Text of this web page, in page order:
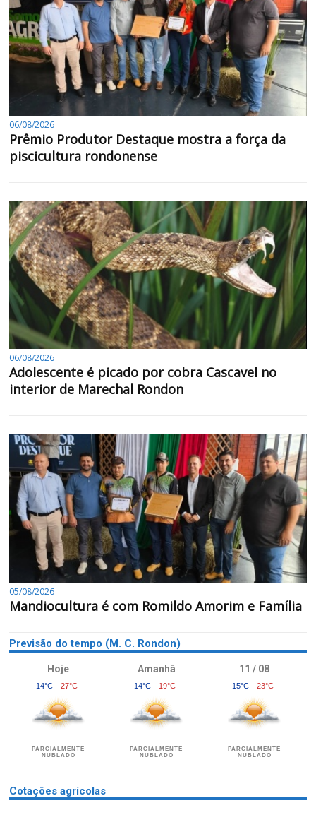
06/08/2026
Prêmio Produtor Destaque mostra a força da
piscicultura rondonense
06/08/2026
Adolescente é picado por cobra Cascavel no
interior de Marechal Rondon
05/08/2026
Mandiocultura é com Romildo Amorim e Família
Previsão do tempo (M. C. Rondon)
Hoje
14°C 27°C
PARCIALMENTE
NUBLADO
Amanhã
14°C 19°C
PARCIALMENTE
NUBLADO
11 / 08
15°C 23°C
PARCIALMENTE
NUBLADO
Cotações agrícolas